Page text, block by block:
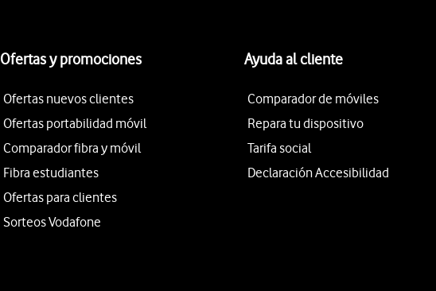
Ofertas y promociones
Ofertas nuevos clientes
Ofertas portabilidad móvil
Comparador fibra y móvil
Fibra estudiantes
Ofertas para clientes
Sorteos Vodafone
Ayuda al cliente
Comparador de móviles
Repara tu dispositivo
Tarifa social
Declaración Accesibilidad